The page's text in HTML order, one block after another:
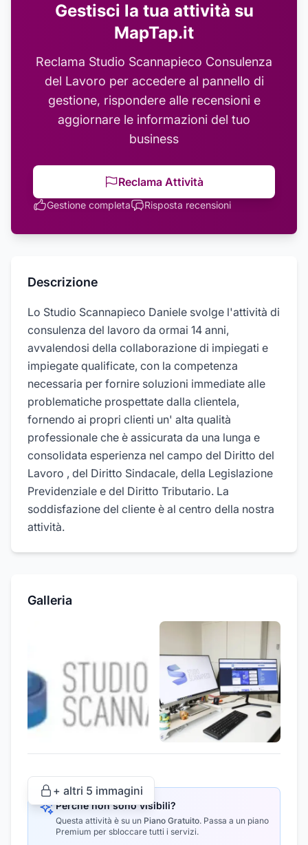
Gestisci la tua attività su
MapTap.it
Reclama Studio Scannapieco Consulenza
del Lavoro per accedere al pannello di
gestione, rispondere alle recensioni e
aggiornare le informazioni del tuo
business
Reclama Attività
Gestione completa Risposta recensioni
Descrizione
Lo Studio Scannapieco Daniele svolge l'attività di
consulenza del lavoro da ormai 14 anni,
avvalendosi della collaborazione di impiegati e
impiegate qualificate, con la competenza
necessaria per fornire soluzioni immediate alle
problematiche prospettate dalla clientela,
fornendo ai propri clienti un' alta qualità
professionale che è assicurata da una lunga e
consolidata esperienza nel campo del Diritto del
Lavoro , del Diritto Sindacale, della Legislazione
Previdenziale e del Diritto Tributario. La
soddisfazione del cliente è al centro della nostra
attività.
Galleria
+ altri 5 immagini
Perché non sono visibili?
Questa attività è su un Piano Gratuito. Passa a un piano
Premium per sbloccare tutti i servizi.